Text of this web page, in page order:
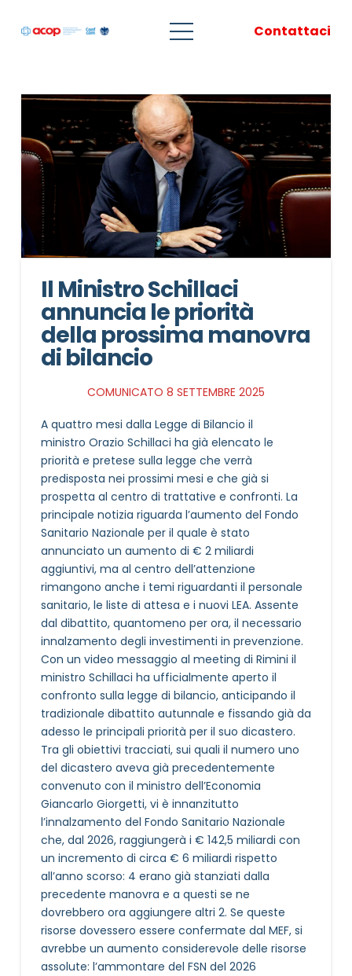
Contattaci
Il Ministro Schillaci
annuncia le priorità
della prossima manovra
di bilancio
COMUNICATO 8 SETTEMBRE 2025
A quattro mesi dalla Legge di Bilancio il
ministro Orazio Schillaci ha già elencato le
priorità e pretese sulla legge che verrà
predisposta nei prossimi mesi e che già si
prospetta al centro di trattative e confronti. La
principale notizia riguarda l’aumento del Fondo
Sanitario Nazionale per il quale è stato
annunciato un aumento di € 2 miliardi
aggiuntivi, ma al centro dell’attenzione
rimangono anche i temi riguardanti il personale
sanitario, le liste di attesa e i nuovi LEA. Assente
dal dibattito, quantomeno per ora, il necessario
innalzamento degli investimenti in prevenzione.
Con un video messaggio al meeting di Rimini il
ministro Schillaci ha ufficialmente aperto il
confronto sulla legge di bilancio, anticipando il
tradizionale dibattito autunnale e fissando già da
adesso le principali priorità per il suo dicastero.
Tra gli obiettivi tracciati, sui quali il numero uno
del dicastero aveva già precedentemente
convenuto con il ministro dell’Economia
Giancarlo Giorgetti, vi è innanzitutto
l’innalzamento del Fondo Sanitario Nazionale
che, dal 2026, raggiungerà i € 142,5 miliardi con
un incremento di circa € 6 miliardi rispetto
all’anno scorso: 4 erano già stanziati dalla
precedente manovra e a questi se ne
dovrebbero ora aggiungere altri 2. Se queste
risorse dovessero essere confermate dal MEF, si
avrebbe un aumento considerevole delle risorse
assolute: l’ammontare del FSN del 2026